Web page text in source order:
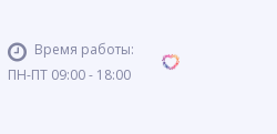
Время работы:
ПН-ПТ 09:00 - 18:00